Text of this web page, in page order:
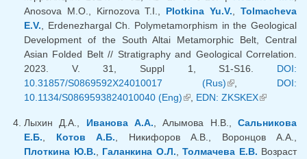
Anosova M.O., Kirnozova T.I., Plotkina Yu.V.,Tolmacheva
E.V., Erdenezhargal Ch. Polymetamorphism in the Geological
Development of the South Altai Metamorphic Belt, Central
Asian Folded Belt // Stratigraphy and Geological Correlation.
2023. V. 31, Suppl 1, S1-S16. DOI:
10.31857/S0869592X24010017 (Rus)(внешняя
ссылка)
, DOI:
10.1134/S0869593824010040 (Eng)(внешняя ссылка)
, EDN: ZKSKEX(внешняя
Лыхин Д.А., Иванова А.А., Алымова Н.В.,Сальникова
Е.Б., Котов А.Б., Никифоров А.В., Воронцов А.А.,
Плоткина Ю.В., Галанкина О.Л., Толмачева Е.В. Возраст